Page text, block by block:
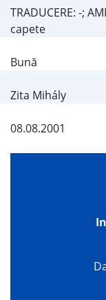
TRADUCERE: -;
capete
Bună
Zita Mihály
08.08.2001